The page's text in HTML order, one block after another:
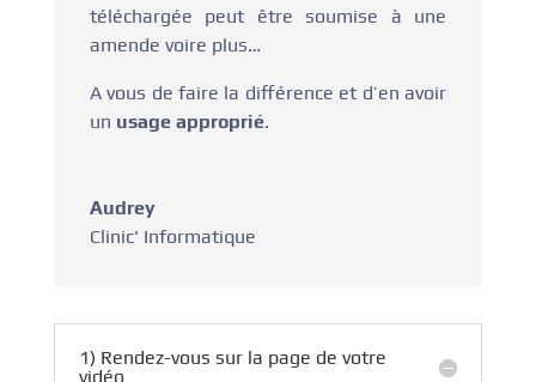
téléchargée peut être soumise à une
amende voire plus…
A vous de faire la différence et d’en avoir
un usage approprié.
Audrey
Clinic' Informatique
1) Rendez-vous sur la page de votre
vidéo